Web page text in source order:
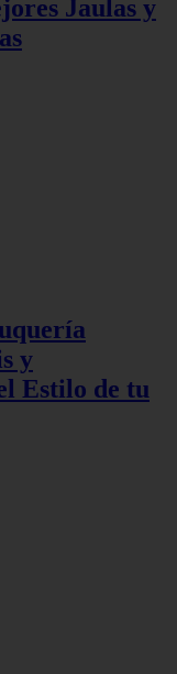
Jaulas y
y
Estilo de tu